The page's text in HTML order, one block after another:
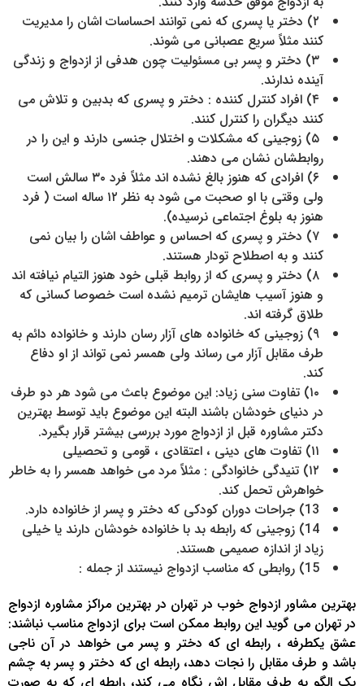
۲) دختر یا پسری که نمی توانند احساسات اشان را مدیریت
کنند مثلاً سریع عصبانی می شوند.
۳) دختر و پسر بی مسئولیت چون هدفی از ازدواج و زندگی
آینده ندارند.
۴) افراد کنترل کننده : دختر و پسری که بدبین و تلاش می
کنند دیگران را کنترل کنند.
۵) زوجینی که مشکلات و اختلال جنسی دارند و این را در
روابطشان نشان می دهند.
۶) افرادی که هنوز بالغ نشده اند مثلاً فرد ۳۰ سالش است
ولی وقتی با او صحبت می شود به نظر ۱۲ ساله است ( فرد
هنوز به بلوغ اجتماعی نرسیده).
۷) دختر و پسری که احساس و عواطف اشان را بیان نمی
کنند و به اصطلاح تودار هستند.
۸) دختر و پسری که از روابط قبلی خود هنوز التیام نیافته اند
و هنوز آسیب هایشان ترمیم نشده است خصوصا کسانی که
طلاق گرفته اند.
۹) زوجینی که خانواده های آزار رسان دارند و خانواده دائم به
طرف مقابل آزار می رساند ولی همسر نمی تواند از او دفاع
کند.
۱۰) تفاوت سنی زیاد: این موضوع باعث می شود هر دو طرف
در دنیای خودشان باشند البته این موضوع باید توسط بهترین
دکتر مشاوره قبل از ازدواج مورد بررسی بیشتر قرار بگیرد.
۱۱) تفاوت های دینی ، اعتقادی ، قومی و تحصیلی
۱۲) تنیدگی خانوادگی : مثلاً مرد می خواهد همسر را به خاطر
خواهرش تحمل کند.
13) جراحات دوران کودکی که دختر و پسر از خانواده دارد.
14) زوجینی که رابطه بد با خانواده خودشان دارند یا خیلی
زیاد از اندازه صمیمی هستند.
15) روابطی که مناسب ازدواج نیستند از جمله :
بهترین مشاور ازدواج خوب در تهران در بهترین مراکز مشاوره ازدواج
در تهران می گوید این روابط ممکن است برای ازدواج مناسب نباشند:
عشق یکطرفه ، رابطه ای که دختر و پسر می خواهد در آن ناجی
باشد و طرف مقابل را نجات دهد، رابطه ای که دختر و پسر به چشم